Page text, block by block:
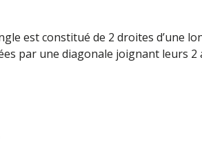
est constitué de 2 droites d’une
par une diagonale joignant leurs 2